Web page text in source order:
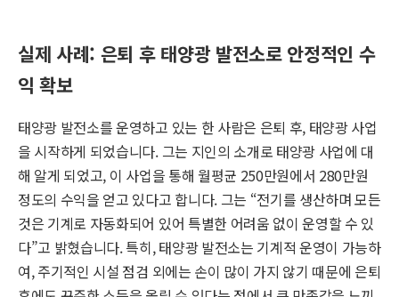
실제 사례: 은퇴 후 태양광 발전소로 안정적인 수
익 확보
태양광 발전소를 운영하고 있는 한 사람은 은퇴 후, 태양광 사업
을 시작하게 되었습니다. 그는 지인의 소개로 태양광 사업에 대
해 알게 되었고, 이 사업을 통해 월평균 250만원에서 280만원
정도의 수익을 얻고 있다고 합니다. 그는 “전기를 생산하며 모든
것은 기계로 자동화되어 있어 특별한 어려움 없이 운영할 수 있
다”고 밝혔습니다. 특히, 태양광 발전소는 기계적 운영이 가능하
여, 주기적인 시설 점검 외에는 손이 많이 가지 않기 때문에 은퇴